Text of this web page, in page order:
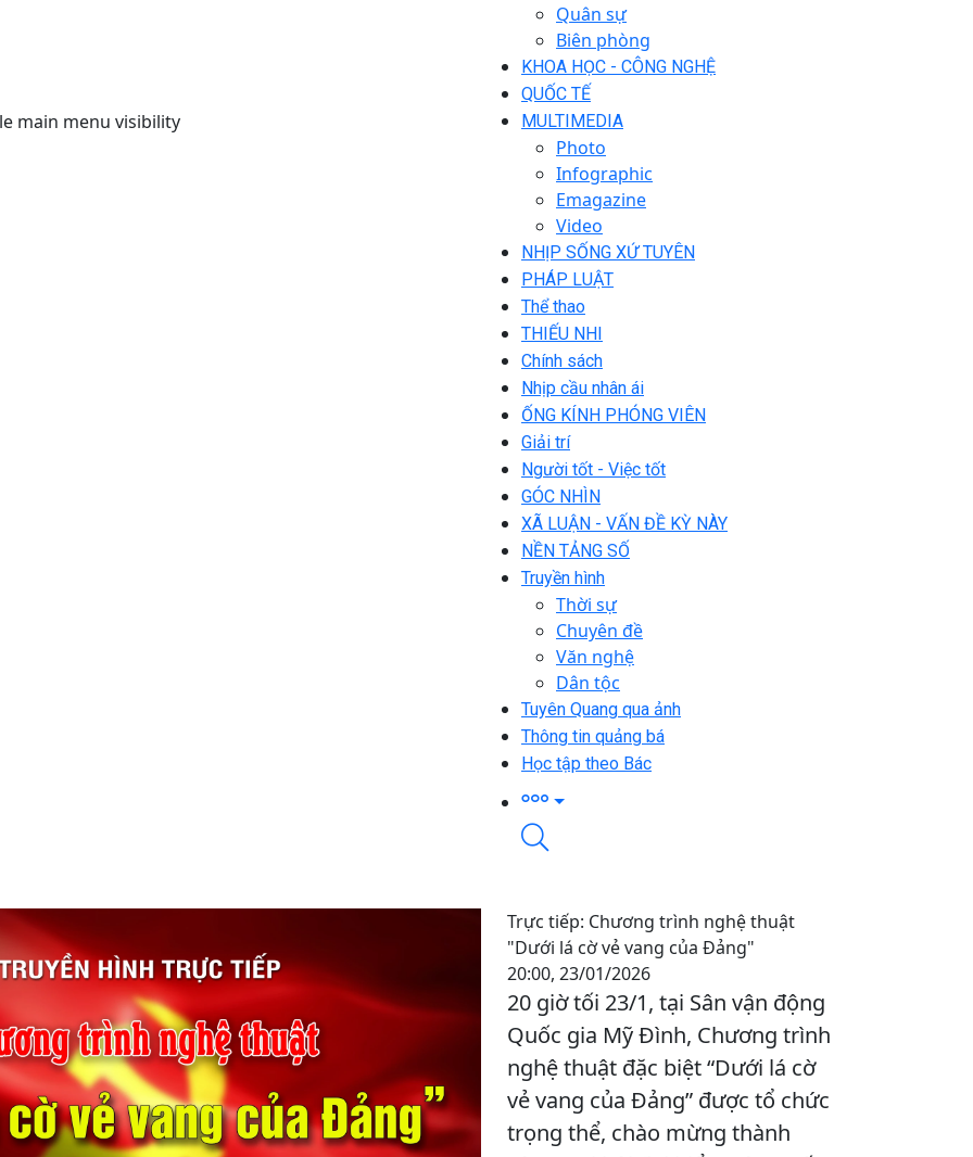
main menu visibility
Quân sự
Biên phòng
KHOA HỌC - CÔNG NGHỆ
QUỐC TẾ
MULTIMEDIA
Photo
Infographic
Emagazine
Video
NHỊP SỐNG XỨ TUYÊN
PHÁP LUẬT
Thể thao
THIẾU NHI
Chính sách
Nhịp cầu nhân ái
ỐNG KÍNH PHÓNG VIÊN
Giải trí
Người tốt - Việc tốt
GÓC NHÌN
XÃ LUẬN - VẤN ĐỀ KỲ NÀY
NỀN TẢNG SỐ
Truyền hình
Thời sự
Chuyên đề
Văn nghệ
Dân tộc
Tuyên Quang qua ảnh
Thông tin quảng bá
Học tập theo Bác
Trực tiếp: Chương trình nghệ thuật
"Dưới lá cờ vẻ vang của Đảng"
20:00, 23/01/2026
20 giờ tối 23/1, tại Sân vận động
Quốc gia Mỹ Đình, Chương trình
nghệ thuật đặc biệt “Dưới lá cờ
vẻ vang của Đảng” được tổ chức
trọng thể, chào mừng thành